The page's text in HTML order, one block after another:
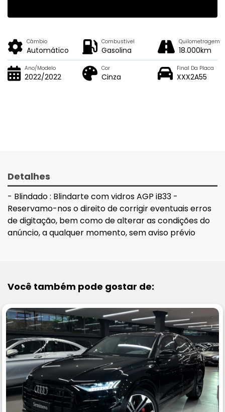
Câmbio
Automático
Combustível
Gasolina
Quilometragem
18.000km
Ano/Modelo
2022/2022
Cor
Cinza
Final Da Placa
XXX2A55
Detalhes
- Blindado : Blindarte com vidros AGP iB33 -
Reservamo-nos o direito de corrigir eventuais erros
de digitação, bem como de alterar as condições do
anúncio, a qualquer momento, sem aviso prévio
Você também pode gostar de: